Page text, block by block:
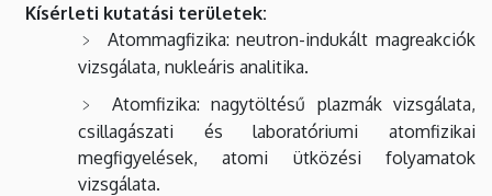
Kísérleti kutatási területek:
Atommagfizika: neutron-indukált magreakciók
vizsgálata, nukleáris analitika.
Atomfizika: nagytöltésű plazmák vizsgálata,
csillagászati és laboratóriumi atomfizikai
megfigyelések, atomi ütközési folyamatok
vizsgálata.